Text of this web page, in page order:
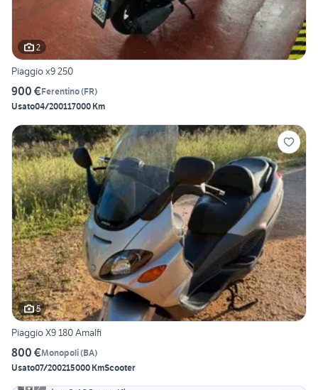
2
Piaggio x9 250
900 €Ferentino(FR)
Usato04/200117000 Km
5
Piaggio X9 180 Amalfi
800 €Monopoli(BA)
Usato07/200215000 KmScooter